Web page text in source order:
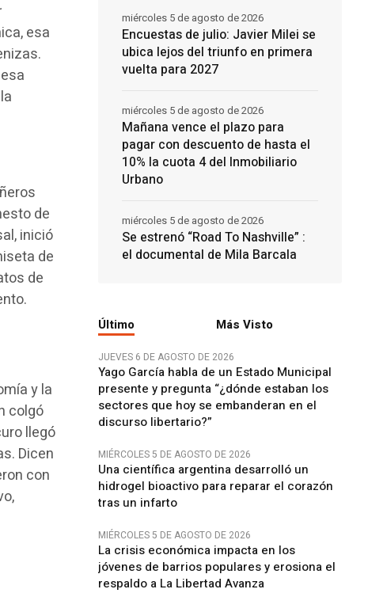
esa
de
inició
de
de
y la
colgó
llegó
Dicen
con
Encuestas de julio: Javier Milei se
ubica lejos del triunfo en primera
vuelta para 2027
miércoles 5 de agosto de 2026
Mañana vence el plazo para
pagar con descuento de hasta el
10% la cuota 4 del Inmobiliario
Urbano
miércoles 5 de agosto de 2026
Se estrenó “Road To Nashville” :
el documental de Mila Barcala
miércoles 5 de agosto de 2026
Último Más Visto
JUEVES 6 DE AGOSTO DE 2026
Yago García habla de un Estado Municipal
presente y pregunta “¿dónde estaban los
sectores que hoy se embanderan en el
discurso libertario?”
MIÉRCOLES 5 DE AGOSTO DE 2026
Una científica argentina desarrolló un
hidrogel bioactivo para reparar el corazón
tras un infarto
MIÉRCOLES 5 DE AGOSTO DE 2026
La crisis económica impacta en los
jóvenes de barrios populares y erosiona el
respaldo a La Libertad Avanza